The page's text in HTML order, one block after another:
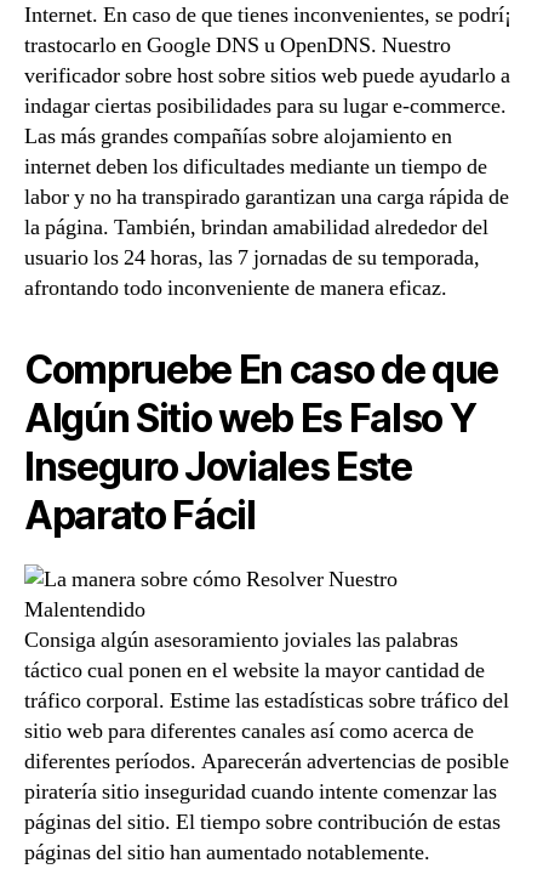
Internet. En caso de que tienes inconvenientes, se podrí¡
trastocarlo en Google DNS u OpenDNS. Nuestro
verificador sobre host sobre sitios web puede ayudarlo a
indagar ciertas posibilidades para su lugar e-commerce.
Las más grandes compañías sobre alojamiento en
internet deben los dificultades mediante un tiempo de
labor y no ha transpirado garantizan una carga rápida de
la página. También, brindan amabilidad alrededor del
usuario los 24 horas, las 7 jornadas de su temporada,
afrontando todo inconveniente de manera eficaz.
Compruebe En caso de que
Algún Sitio web Es Falso Y
Inseguro Joviales Este
Aparato Fácil
Consiga algún asesoramiento joviales las palabras
táctico cual ponen en el website la mayor cantidad de
tráfico corporal. Estime las estadísticas sobre tráfico del
sitio web para diferentes canales así­ como acerca de
diferentes períodos. Aparecerán advertencias de posible
piratería sitio inseguridad cuando intente comenzar las
páginas del sitio. El tiempo sobre contribución de estas
páginas del sitio han aumentado notablemente.